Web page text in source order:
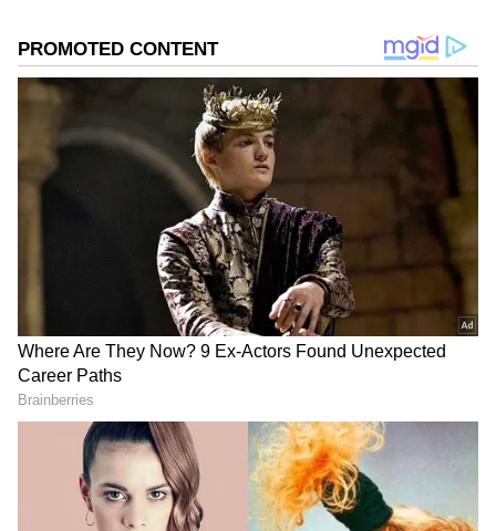
மாடிக்கு செல்கிறார் தர்ஷினி.
அதுமட்டுமின்றி அன்புக்கரசியை நீ தர்ஷன்
ரூமில் தங்கிக்கோ என கூறுகிறார்.
இதைக்கேட்டு நந்தினி, ரேணுகா ஷாக்
ஆகிறார்கள். இதையடுத்து இன்றைய
எபிசோடில் என்ன நடந்தது என்பதை
Siragadikka Aasai : வீட்டை மீட்க மிகப்பெரிய
ரிஸ்க் எடுக்கும் முத்து... சிந்தாமணிக்கு
காத்திருக்கும் பேரதிர்ச்சி..!
ஏசியாநெட் தமிழ்-ஐ உங்கள் முதன்மைத்
தேர்வாக்குங்கள்